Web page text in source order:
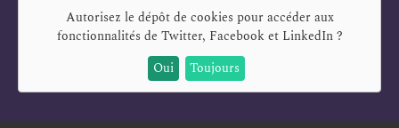
Autorisez le dépôt de cookies pour accéder aux
fonctionnalités de Twitter, Facebook et LinkedIn?
Oui
Toujours